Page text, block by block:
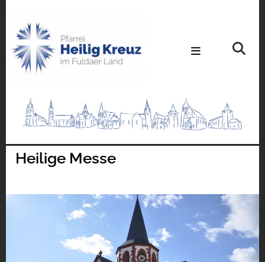
Heilige Messe